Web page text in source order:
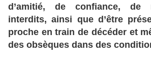
d’amitié, de confiance, de
interdits, ainsi que d’être
proche en train de décéder et
des obsèques dans des